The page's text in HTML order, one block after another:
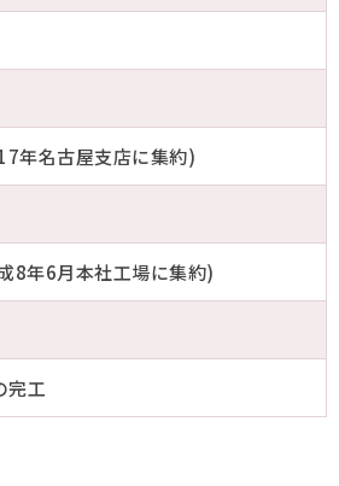
年名古屋支店に集約)
8年6月本社工場に集約)
完工